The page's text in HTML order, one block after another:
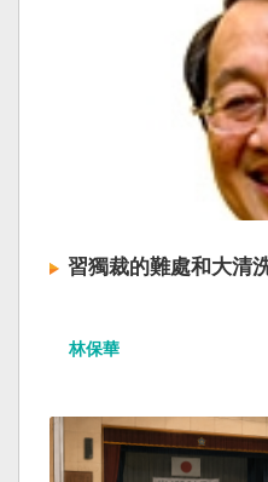
習獨裁的難處和大清
林保華